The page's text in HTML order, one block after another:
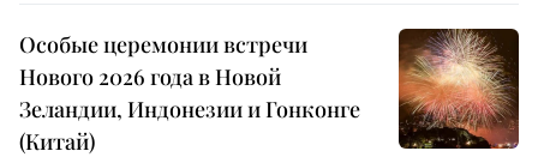
Особые церемонии встречи
Нового 2026 года в Новой
Зеландии, Индонезии и Гонконге
(Китай)